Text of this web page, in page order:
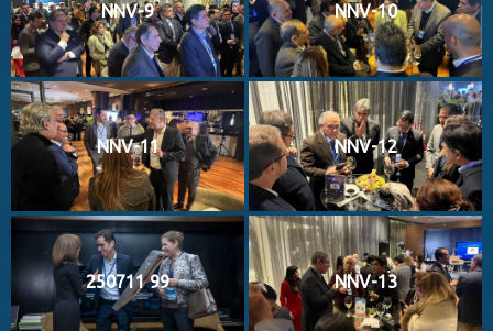
NNV-9 NNV-10
NNV-11 NNV-12
250711 99 NNV-13